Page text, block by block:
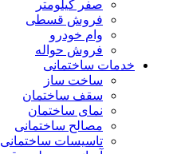
صفر کیلومتر
فروش قسطی
وام خودرو
فروش حواله
خدمات ساختمانی
ساخت ساز
سقف ساختمان
نمای ساختمان
مصالح ساختمانی
تاسیسات ساختمانی